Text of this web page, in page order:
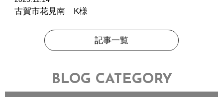
古賀市花見南 K様
記事一覧
BLOG CATEGORY